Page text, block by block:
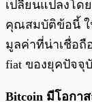
เปลี่ยนแปลงโด
คุณสมบัติข้อนี้ ใ
มูลค่าที่น่าเชื่อถื
fiat ของยุคปัจจุ
Bitcoin มีโอกา